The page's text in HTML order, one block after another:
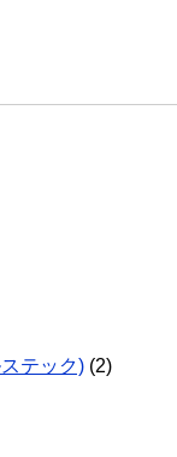
テック) (2)